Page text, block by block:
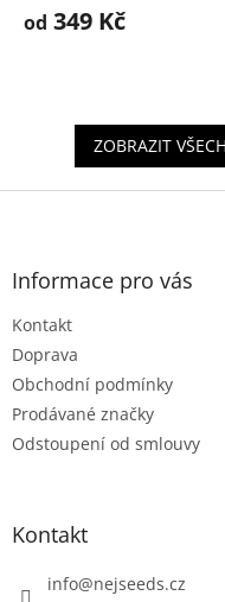
produktu
hvězdiček.
od 349 Kč
ZOBRAZIT
Z
Informace pro vás
Kontakt
Doprava
Obchodní podmínky
Prodávané značky
Odstoupení od smlouvy
Kontakt
info@nejseeds.cz